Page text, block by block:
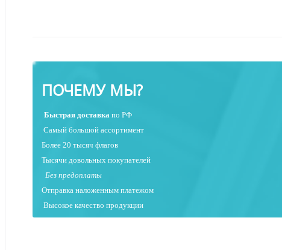
ПОЧЕМУ МЫ?
Быстрая доставка по РФ
Самый большой ассортимент
Более 20 тысяч флагов
Тысячи довольных покупателей
Без предоплаты
Отправка наложенным платежом
Высокое качество продукции